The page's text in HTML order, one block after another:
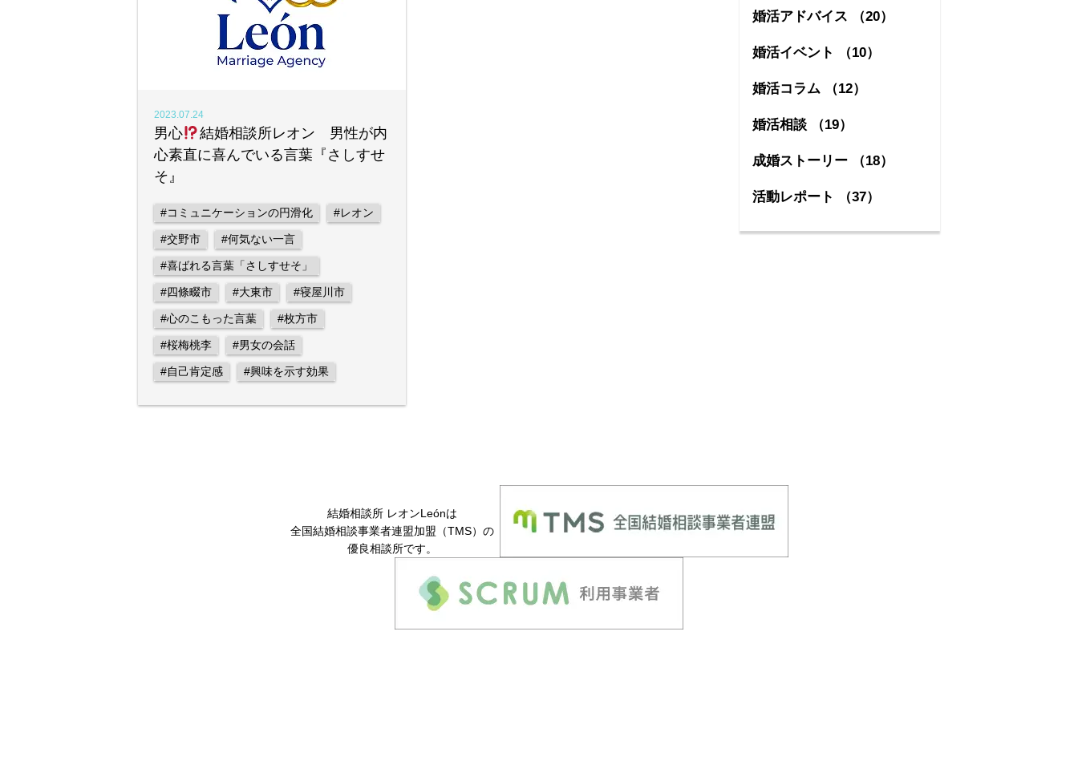
2023.07.24
男心
結婚相談所レオン 男性が内
心素直に喜んでいる言葉『さしすせ
そ』
#コミュニケーションの円滑化 #レオン
#交野市 #何気ない一言
#喜ばれる言葉「さしすせそ」
#四條畷市 #大東市 #寝屋川市
#心のこもった言葉 #枚方市
#桜梅桃李 #男女の会話
#自己肯定感 #興味を示す効果
婚活アドバイス （20）
婚活イベント （10）
婚活コラム （12）
婚活相談 （19）
成婚ストーリー （18）
活動レポート （37）
結婚相談所 レオンLeónは
全国結婚相談事業者連盟加盟（TMS）の
優良相談所です。